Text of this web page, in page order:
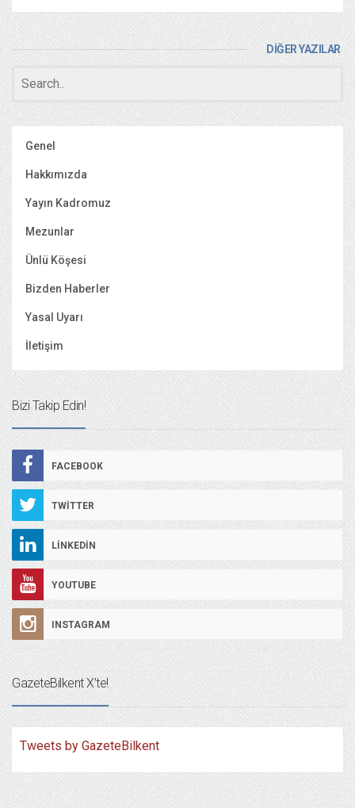
DİĞER YAZILAR
Genel
Hakkımızda
Yayın Kadromuz
Mezunlar
Ünlü Köşesi
Bizden Haberler
Yasal Uyarı
İletişim
Bizi Takip Edin!
FACEBOOK
TWITTER
LINKEDIN
YOUTUBE
INSTAGRAM
GazeteBilkent X’te!
Tweets by GazeteBilkent